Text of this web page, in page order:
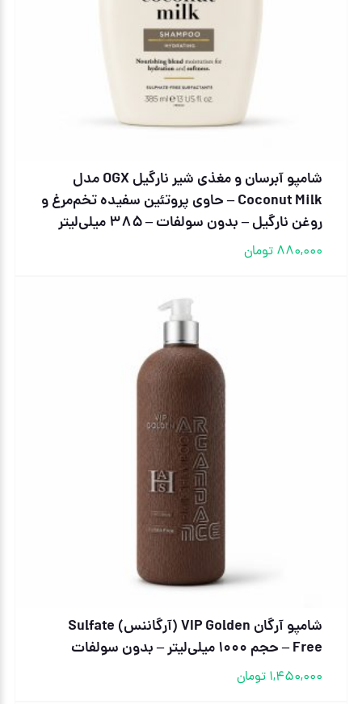
شامپو آبرسان و مغذی شیر نارگیل OGX مدل
Coconut Milk – حاوی پروتئین سفیده تخم‌مرغ و
روغن نارگیل – بدون سولفات – ۳۸۵ میلی‌لیتر
880,000 تومان
شامپو آرگان VIP Golden (آرگاننس) Sulfate
Free – حجم 1000 میلی‌لیتر – بدون سولفات
1,450,000 تومان